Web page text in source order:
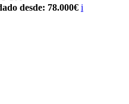
desde: 78.000€ i